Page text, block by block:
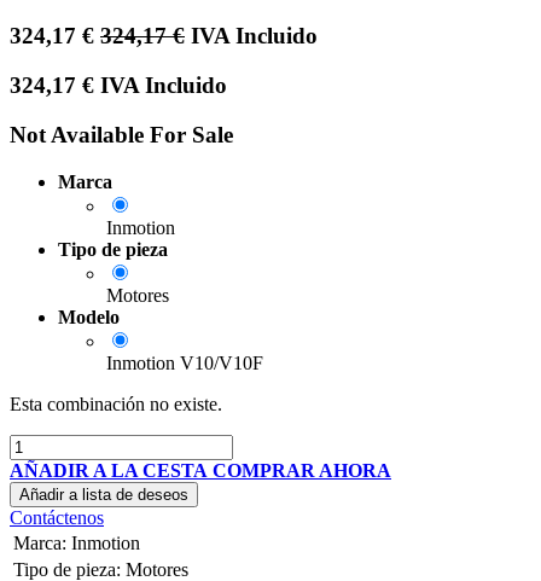
324,17 € 324,17€ IVA Incluido
324,17 € IVA Incluido
Not Available For Sale
Marca
Inmotion
Tipo de pieza
Motores
Modelo
Inmotion V10/V10F
Esta combinación no existe.
AÑADIR A LA CESTA COMPRAR AHORA
Añadir a lista de deseos
Contáctenos
Marca: Inmotion
Tipo de pieza: Motores